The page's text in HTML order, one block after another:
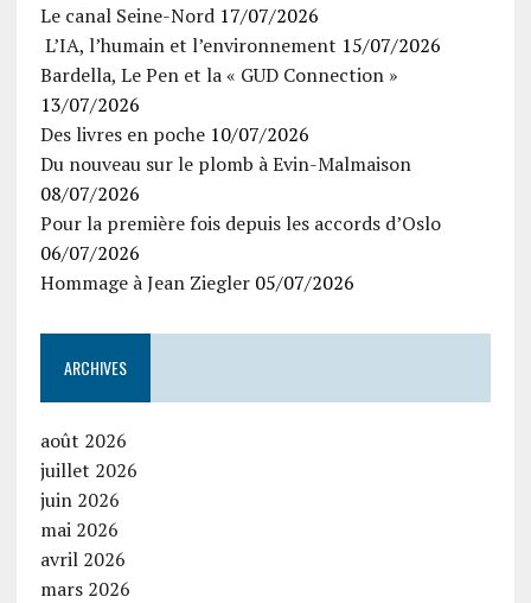
Le canal Seine-Nord 17/07/2026
L’IA, l’humain et l’environnement 15/07/2026
Bardella, Le Pen et la « GUD Connection »
13/07/2026
Des livres en poche 10/07/2026
Du nouveau sur le plomb à Evin-Malmaison
08/07/2026
Pour la première fois depuis les accords d’Oslo
06/07/2026
Hommage à Jean Ziegler 05/07/2026
ARCHIVES
août 2026
juillet 2026
juin 2026
mai 2026
avril 2026
mars 2026